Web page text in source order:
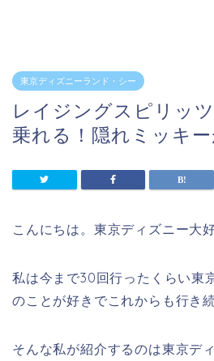
東京ディズニーランド・シー
レイジングスピリッ
乗れる！隠れミッキー
こんにちは。東京ディズニー大
私は今まで30回行ったくらい東
のことが好きでこれからも行き
そんな私が紹介するのは東京デ